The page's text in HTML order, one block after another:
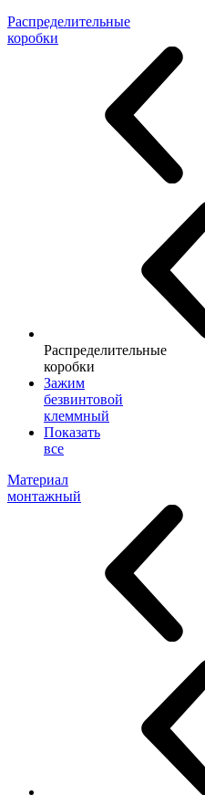
Распределительные
коробки
Распределительные
коробки
Зажим
безвинтовой
клеммный
Показать
все
Материал
монтажный